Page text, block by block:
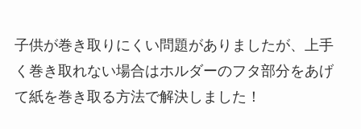
子供が巻き取りにくい問題がありましたが、上手
く巻き取れない場合はホルダーのフタ部分をあげ
て紙を巻き取る方法で解決しました！